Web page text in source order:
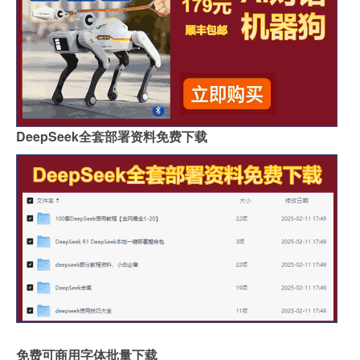
DeepSeek全套部署资料免费下载
免费可商用字体批量下载